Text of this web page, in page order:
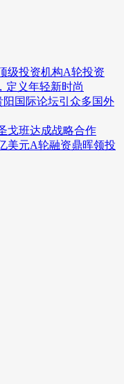
级投资机构A轮投资
定义年轻新时尚
国际论坛引众多国外
戈班达成战略合作
美元A轮融资鼎晖领投